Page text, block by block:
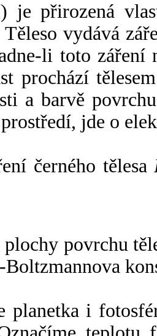
je přirozená
Těleso vydává
li toto záření
prochází
a barvě
jde o
černého tělesa
plochy povrchu
planetka i